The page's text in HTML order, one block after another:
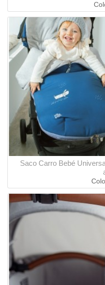
Saco Carro Bebé